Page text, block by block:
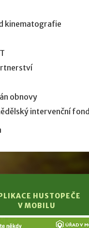
kinematografie
obnovy
intervenční fond
HUSTOPEČE
V MOBILU